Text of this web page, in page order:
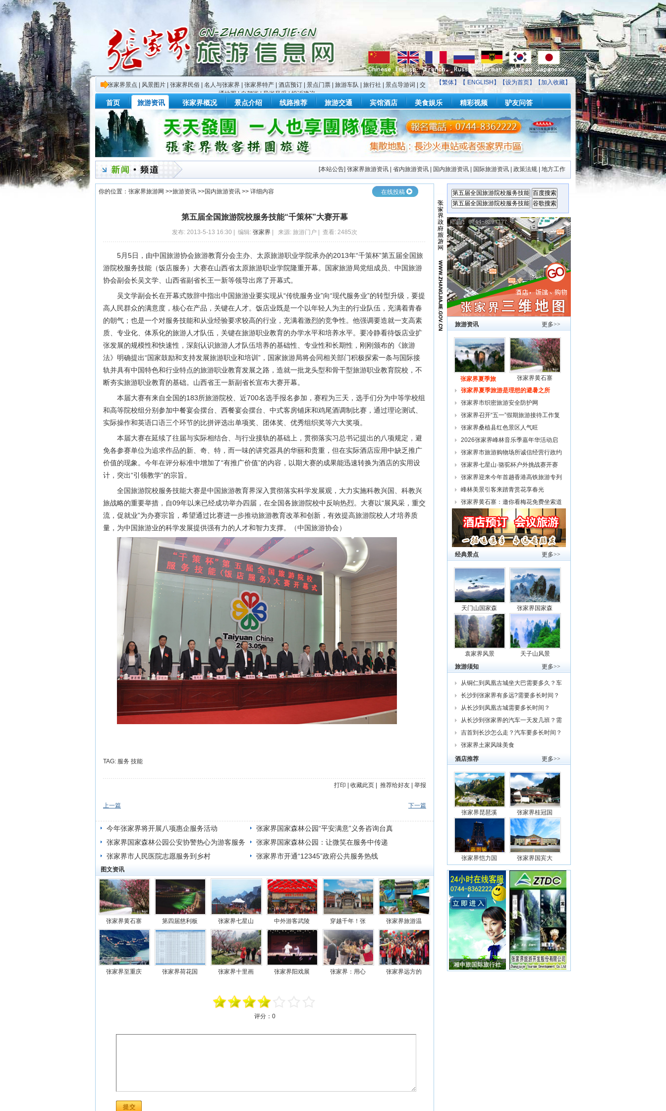
【繁体】【 ENGLISH 】【设为首页】【加入收藏】
张家界景点 风景图片 张家界民俗 名人与张家界 张家界特产 酒店预订 景点门票 旅游车队 旅行社 景点导游词
交
通地图|自驾游|导游风采|投诉建议
首页 旅游资讯 张家界概况 景点介绍 线路推荐 旅游交通 宾馆酒店 美食娱乐 精彩视频 驴友问答
[本站公告] 张家界旅游资讯 省内旅游资讯 国内旅游资讯 国际旅游资讯 政策法规 地方工作
你的位置： 张家界旅游网 >>旅游资讯 >>国内旅游资讯 >> 详细内容 在线投稿
第五届全国旅游院校服务技能“千策杯”大赛开幕
发布: 2013-5-13 16:30 | 编辑: 张家界 | 来源: 旅游门户 | 查看: 2485次
5月5日，由中国旅游协会旅游教育分会主办、太原旅游职业学院承办的2013年“千策杯”第五届全国旅
游院校服务技能（饭店服务）大赛在山西省太原旅游职业学院隆重开幕。国家旅游局党组成员、中国旅游
协会副会长吴文学、山西省副省长王一新等领导出席了开幕式。
吴文学副会长在开幕式致辞中指出中国旅游业要实现从“传统服务业”向“现代服务业”的转型升级，要提
高人民群众的满意度，核心在产品，关键在人才。饭店业既是一个以年轻人为主的行业队伍，充满着青春
的朝气；也是一个对服务技能和从业经验要求较高的行业，充满着激烈的竞争性。他强调要造就一支高素
质、专业化、体系化的旅游人才队伍，关键在旅游职业教育的办学水平和培养水平。要冷静看待饭店业扩
张发展的规模性和快速性，深刻认识旅游人才队伍培养的基础性、专业性和长期性，刚刚颁布的《旅游
法》明确提出“国家鼓励和支持发展旅游职业和培训”，国家旅游局将会同相关部门积极探索一条与国际接
轨并具有中国特色和行业特点的旅游职业教育发展之路，造就一批龙头型和骨干型旅游职业教育院校，不
断夯实旅游职业教育的基础。山西省王一新副省长宣布大赛开幕。
本届大赛有来自全国的183所旅游院校、近700名选手报名参加，赛程为三天，选手们分为中等学校组
和高等院校组分别参加中餐宴会摆台、西餐宴会摆台、中式客房铺床和鸡尾酒调制比赛，通过理论测试、
实际操作和英语口语三个环节的比拼评选出单项奖、团体奖、优秀组织奖等六大奖项。
本届大赛在延续了往届与实际相结合、与行业接轨的基础上，贯彻落实习总书记提出的八项规定，避
免各参赛单位为追求作品的新、奇、特，而一味的讲究器具的华丽和贵重，但在实际酒店应用中缺乏推广
价值的现象。今年在评分标准中增加了“有推广价值”的内容，以期大赛的成果能迅速转换为酒店的实用设
计，突出“引领教学”的宗旨。
全国旅游院校服务技能大赛是中国旅游教育界深入贯彻落实科学发展观，大力实施科教兴国、科教兴
旅战略的重要举措，自09年以来已经成功举办四届，在全国各旅游院校中反响热烈。大赛以“展风采，重交
流，促就业”为办赛宗旨，希望通过比赛进一步推动旅游教育改革和创新，有效提高旅游院校人才培养质
量，为中国旅游业的科学发展提供强有力的人才和智力支撑。（中国旅游协会）
TAG: 服务 技能
打印 | 收藏此页 | 推荐给好友 | 举报
上一篇 下一篇
今年张家界将开展八项惠企服务活动
张家界国家森林公园“平安满意”义务咨询台真
诚服务游客
张家界国家森林公园公安协警热心为游客服务
张家界国家森林公园：让微笑在服务中传递
张家界市人民医院志愿服务到乡村
张家界市开通“12345”政府公共服务热线
图文资讯
张家界黄石寨 第四届慈利板 张家界七星山 中外游客武陵 穿越千年！张 张家界旅游温
张家界至重庆 张家界荷花国 张家界十里画 张家界阳戏展 张家界：用心 张家界远方的
评分： 0
更多>>
旅游资讯
张家界夏季旅
张家界黄石寨
张家界夏季旅游是理想的避暑之所
张家界市织密旅游安全防护网
张家界召开“五一”假期旅游接待工作复
张家界桑植县红色景区人气旺
2026张家界峰林音乐季嘉年华活动启
幕
张家界市旅游购物场所诚信经营行政约
谈
张家界七星山·骆驼杯户外挑战赛开赛
张家界迎来今年首趟香港高铁旅游专列
峰林美景引客来踏青赏花享春光
张家界黄石寨：邀你看梅花免费坐索道
更多>>
经典景点
天门山国家森 张家界国家森
袁家界风景
天子山风景
更多>>
旅游须知
从铜仁到凤凰古城坐大巴需要多久？车
费
长沙到张家界有多远?需要多长时间？
从
从长沙到凤凰古城需要多长时间？
从长沙到张家界的汽车一天发几班？需
要
吉首到长沙怎么走？汽车要多长时间？
我
张家界土家风味美食
更多>>
酒店推荐
张家界琵琶溪 张家界桂冠国
张家界恺力国 张家界国宾大